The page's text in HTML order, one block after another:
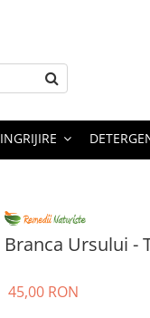
INGRIJIRE
Branca Ursului -
45,00 RON